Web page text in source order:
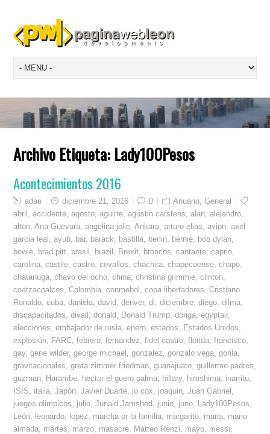
Archivo Etiqueta: Lady100Pesos
Acontecimientos 2016
adan diciembre 21, 2016 0 Anuario ,General
abril
,accidente ,agosto ,aguirre ,agustin carstens ,alan ,alejandro
alton ,Ana Guevara ,angelina jolie ,Ankara ,arturo elias ,avion ,axel
garcia leal
,ayub bar, barack bastilla berlin bernie bob dylan
bowie
brad pitt brasil brazil Brexit broncos ,cantante ,caprio
carolina ,castile ,castro ,cevallos ,chachita ,chapecoense ,chapo
chatanuga ,chavo del ocho ,china ,christina grimmie ,clinton
coatzacoalcos ,Colombia ,conmebol ,copa libertadores ,Cristiano
Ronaldo ,cuba ,daniela ,david ,denver,di ,diciembre ,diego ,dilma
discapacitados ,divall ,donald Donald Trump ,doriga ,egyptair,
elecciones ,embajador de rusia ,enero ,estados Estados Unidos
explosión
FARC ,febrero ,fernandez ,fidel castro ,florida ,francisco
gay,gene wilder,george michael ,gonzalez ,gonzalo vega ,gorila
gravitacionales ,greta zimmer friedman ,guanajuato ,guillermo padres
guzman
Harambe hector el guero palma hillary, hiroshima inarritu
ISIS
italia ,Japón ,Javier Duarte jo cox joaquin ,Juan Gabriel
juegos olimpicos
julio ,Junaid Jamshed junio juno Lady100Pesos
León
leonardo lopez marcha or la familia margarito maria mario
almada martes marzo masacre Matteo Renzi mayo messi